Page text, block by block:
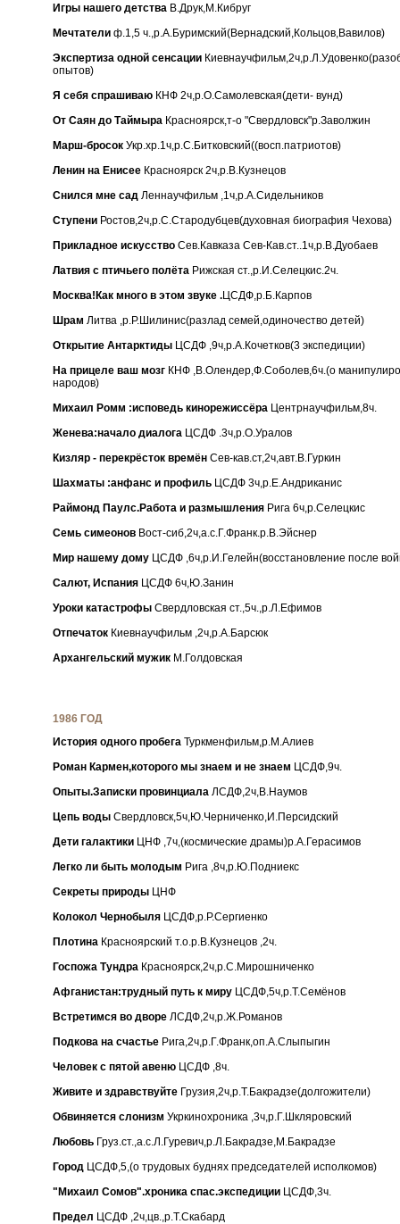
Игры нашего детства В.Друк,М.Кибруг
Мечтатели ф.1,5 ч.,р.А.Буримский(Вернадский,Кольцов,Вавилов)
Экспертиза одной сенсации
опытов)
Я себя спрашиваю КНФ 2ч,р.О.Самолевская(дети- вунд)
От Саян до Таймыра Красноярск,т-о "Свердловск"р.Заволжин
Марш-бросок Укр.хр.1ч,р.С.Битковский((восп.патриотов)
Ленин на Енисее Красноярск 2ч,р.В.Кузнецов
Снился мне сад Леннаучфильм ,1ч,р.А.Сидельников
Ступени Ростов,2ч,р.С.Стародубцев(духовная биография Чехова)
Прикладное искусство Сев.Кавказа Сев-Кав.ст..1ч,р.В.Дуобаев
Латвия с птичьего полёта Рижская ст.,р.И.Селецкис.2ч.
Москва!Как много в этом звуке .ЦСДФ,р.Б.Карпов
Шрам Литва ,р.Р.Шилинис(разлад семей,одиночество детей)
Открытие Антарктиды ЦСДФ ,9ч,р.А.Кочетков(3 экспедиции)
На прицеле ваш мозг КНФ ,В.Олендер,Ф.Соболев,6ч.(о
народов)
Михаил Ромм :исповедь кинорежиссёра Центрнаучфильм,8ч.
Женева:начало диалога ЦСДФ .3ч,р.О.Уралов
Кизляр - перекрёсток времён Сев-кав.ст,2ч,авт.В.Гуркин
Шахматы :анфанс и профиль ЦСДФ 3ч,р.Е.Андриканис
Раймонд Паулс.Работа и размышления Рига 6ч,р.Селецкис
Семь симеонов Вост-сиб,2ч,а.с.Г.Франк.р.В.Эйснер
Мир нашему дому ЦСДФ ,6ч,р.И.Гелейн(восстановление после
Салют, Испания ЦСДФ 6ч,Ю.Занин
Уроки катастрофы Свердловская ст.,5ч.,р.Л.Ефимов
Отпечаток Киевнаучфильм ,2ч,р.А.Барсюк
Архангельский мужик М.Голдовская
1986 ГОД
История одного пробега Туркменфильм,р.М.Алиев
Роман Кармен,которого мы знаем и не знаем ЦСДФ,9ч.
Опыты.Записки провинциала ЛСДФ,2ч,В.Наумов
Цепь воды Свердловск,5ч,Ю.Черниченко,И.Персидский
Дети галактики ЦНФ ,7ч,(космические драмы)р.А.Герасимов
Легко ли быть молодым Рига ,8ч,р.Ю.Подниекс
Секреты природы ЦНФ
Колокол Чернобыля ЦСДФ,р.Р.Сергиенко
Плотина Красноярский т.о.р.В.Кузнецов ,2ч.
Госпожа Тундра Красноярск,2ч,р.С.Мирошниченко
Афганистан:трудный путь к миру ЦСДФ,5ч,р.Т.Семёнов
Встретимся во дворе ЛСДФ,2ч,р.Ж.Романов
Подкова на счастье Рига,2ч,р.Г.Франк,оп.А.Слыпыгин
Человек с пятой авеню ЦСДФ ,8ч.
Живите и здравствуйте Грузия,2ч,р.Т.Бакрадзе(долгожители)
Обвиняется слонизм Укркинохроника ,3ч,р.Г.Шкляровский
Любовь Груз.ст.,а.с.Л.Гуревич,р.Л.Бакрадзе,М.Бакрадзе
Город ЦСДФ,5,(о трудовых буднях председателей исполкомов)
"Михаил Сомов".хроника спас.экспедиции ЦСДФ,3ч.
Предел ЦСДФ ,2ч,цв.,р.Т.Скабард